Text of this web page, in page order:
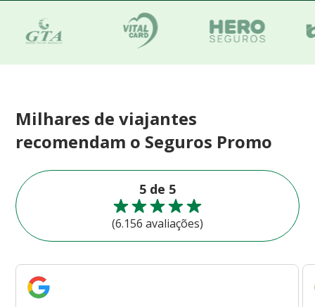
Milhares de viajantes
recomendam o Seguros Promo
5 de 5
(6.156 avaliações)